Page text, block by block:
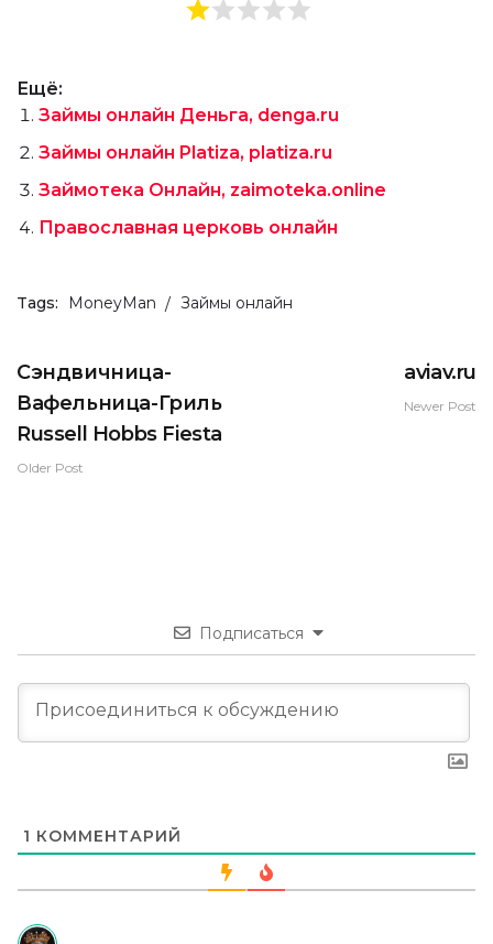
Ещё:
Займы онлайн Деньга, denga.ru
Займы онлайн Platiza, platiza.ru
Займотека Онлайн, zaimoteka.online
Православная церковь онлайн
Tags: MoneyMan Займы онлайн
Сэндвичница-
Вафельница-Гриль
Russell Hobbs Fiesta
Older Post
aviav.ru
Newer Post
Подписаться
1 КОММЕНТАРИЙ